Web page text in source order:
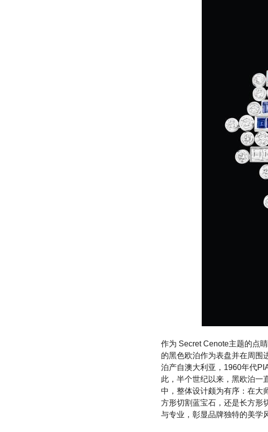
作为 Secret Cenote主题的点
的黑色欧泊作为表盘并在周围
泊产自澳大利亚，1960年代
此，半个世纪以来，黑欧泊一
中，整体设计颇为有序：在
方形切割蓝宝石，还是长方形
与专业，彰显品牌独特的美学